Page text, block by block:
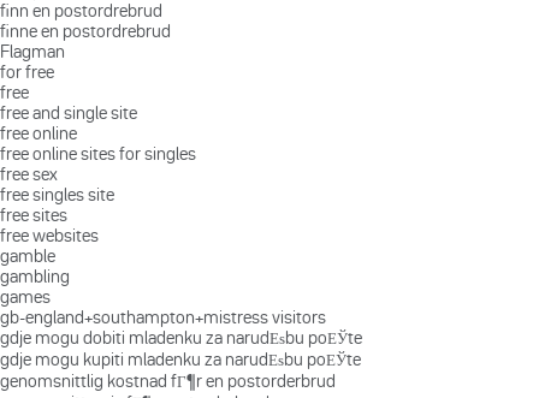
finn en postordrebrud
finne en postordrebrud
Flagman
for free
free
free and single site
free online
free online sites for singles
free sex
free singles site
free sites
free websites
gamble
gambling
games
gb-england+southampton+mistress visitors
gdje mogu dobiti mladenku za narudЕѕbu poЕЎte
gdje mogu kupiti mladenku za narudЕѕbu poЕЎte
genomsnittlig kostnad fГ¶r en postorderbrud